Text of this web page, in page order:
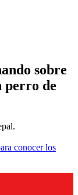
sobre
perro de
conocer los